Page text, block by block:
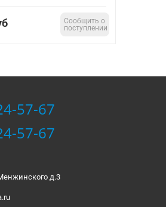
Сообщить о
поступлении
57-67
57-67
д.3